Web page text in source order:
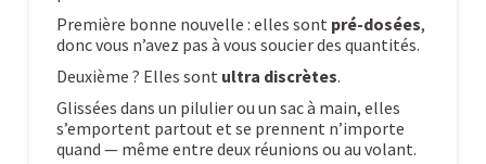
Première bonne nouvelle : elles sont pré-dosées,
donc vous n’avez pas à vous soucier des quantités.
Deuxième ? Elles sont ultra discrètes.
Glissées dans un pilulier ou un sac à main, elles
s’emportent partout et se prennent n’importe
quand — même entre deux réunions ou au volant.